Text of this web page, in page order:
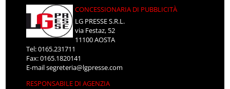
CONCESSIONARIA DI PUBBLICITÀ
LG PRESSE S.R.L.
via Festaz, 52
11100 AOSTA
Tel: 0165.231711
Fax: 0165.1820141
E-mailsegreteria@lgpresse.com
RESPONSABILE DI AGENZIA